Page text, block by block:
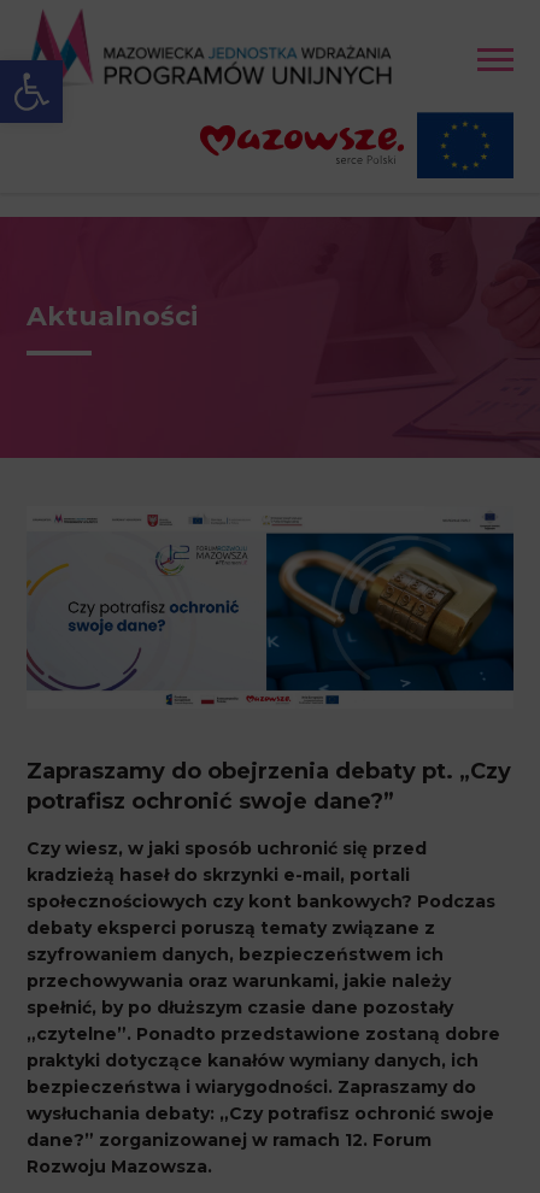
Open toolbar
Aktualności
Zapraszamy do obejrzenia debaty pt. „Czy
potrafisz ochronić swoje dane?”
Czy wiesz, w jaki sposób uchronić się przed
kradzieżą haseł do skrzynki e-mail, portali
społecznościowych czy kont bankowych? Podczas
debaty eksperci poruszą tematy związane z
szyfrowaniem danych, bezpieczeństwem ich
przechowywania oraz warunkami, jakie należy
spełnić, by po dłuższym czasie dane pozostały
„czytelne”. Ponadto przedstawione zostaną dobre
praktyki dotyczące kanałów wymiany danych, ich
bezpieczeństwa i wiarygodności. Zapraszamy do
wysłuchania debaty: „Czy potrafisz ochronić swoje
dane?” zorganizowanej w ramach 12. Forum
Rozwoju Mazowsza.